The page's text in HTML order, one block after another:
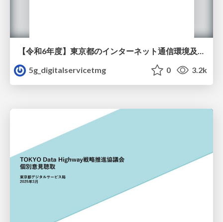
【令和6年度】東京都のインターネット通信環境及びインターネットの利用状況調査
5g_digitalservicetmg
0 3.2k